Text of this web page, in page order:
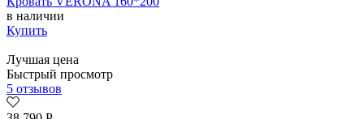
в наличии
Купить
Лучшая цена
Быстрый просмотр
5 отзывов